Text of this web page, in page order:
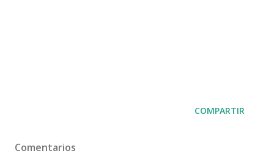
COMPARTIR
Comentarios